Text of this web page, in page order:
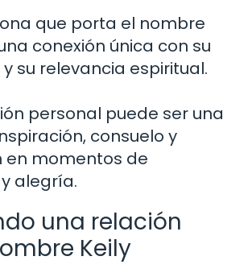
que porta el nombre
conexión única con su
su relevancia espiritual.
personal puede ser una
consuelo y
en momentos de
alegría.
una relación
Keily